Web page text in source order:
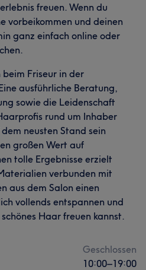
freuen. Wenn du
vorbeikommen und deinen
ganz einfach online oder
beim Friseur in der
ausführliche Beratung,
sowie die Leidenschaft
rund um Inhaber
neusten Stand sein
großen Wert auf
tolle Ergebnisse erzielt
verbunden mit
aus dem Salon einen
vollends entspannen und
Haar freuen kannst.
Geschlossen
10:00–19:00